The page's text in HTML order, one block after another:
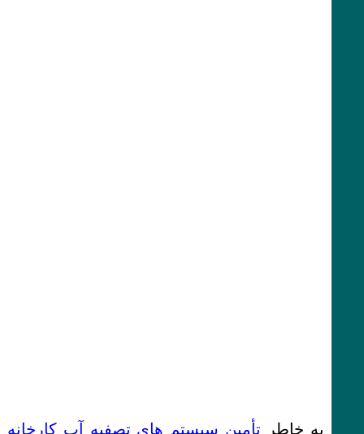
به خاطر تأمین سیستم های تصفیه آب کارخانه